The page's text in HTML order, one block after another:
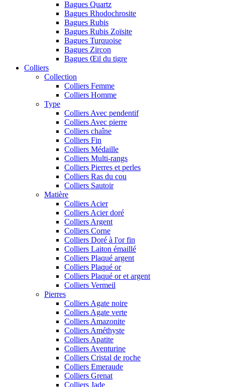
Bagues Quartz
Bagues Rhodochrosite
Bagues Rubis
Bagues Rubis Zoïsite
Bagues Turquoise
Bagues Zircon
Bagues Œil du tigre
Colliers
Collection
Colliers Femme
Colliers Homme
Type
Colliers Avec pendentif
Colliers Avec pierre
Colliers chaîne
Colliers Fin
Colliers Médaille
Colliers Multi-rangs
Colliers Pierres et perles
Colliers Ras du cou
Colliers Sautoir
Matière
Colliers Acier
Colliers Acier doré
Colliers Argent
Colliers Corne
Colliers Doré à l'or fin
Colliers Laiton émaillé
Colliers Plaqué argent
Colliers Plaqué or
Colliers Plaqué or et argent
Colliers Vermeil
Pierres
Colliers Agate noire
Colliers Agate verte
Colliers Amazonite
Colliers Améthyste
Colliers Apatite
Colliers Aventurine
Colliers Cristal de roche
Colliers Emeraude
Colliers Grenat
Colliers Jade